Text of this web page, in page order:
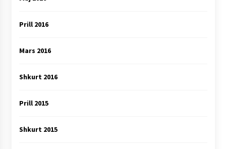
Prill 2016
Mars 2016
Shkurt 2016
Prill 2015
Shkurt 2015